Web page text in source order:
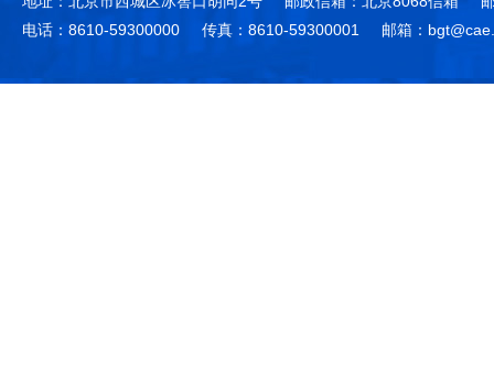
电话：8610-59300000
传真：8610-59300001 邮箱：